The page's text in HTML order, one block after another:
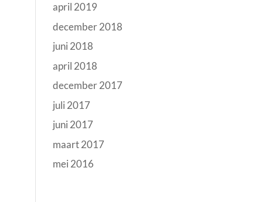
april 2019
december 2018
juni 2018
april 2018
december 2017
juli 2017
juni 2017
maart 2017
mei 2016